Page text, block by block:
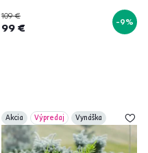
109 €
99 € -9%
Akcia Výpredaj Vynáška